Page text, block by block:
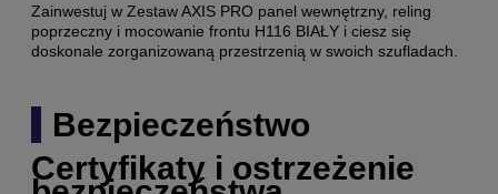
Zainwestuj w Zestaw AXIS PRO panel wewnętrzny, reling
poprzeczny i mocowanie frontu H116 BIAŁY i ciesz się
doskonale zorganizowaną przestrzenią w swoich szufladach.
Bezpieczeństwo
Certyfikaty i ostrzeżenie